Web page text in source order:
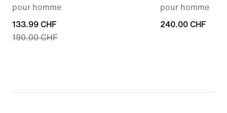
pour homme
current
price
190.00 CHF
133.99 CHF
190.00 CHF
pour homme
240.00 CHF
240.00 CHF